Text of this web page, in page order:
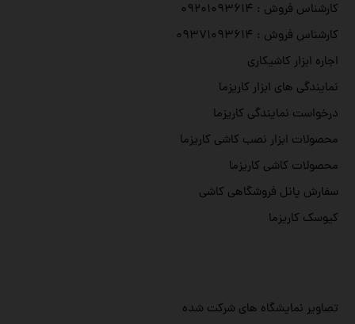
تصاویر نمایشگاه های شرکت شده
کارشناس فروش : ۰۹۲۰۱۰۹۳۶۱۴
کارشناس فروش : ۰۹۳۷۱۰۹۳۶۱۴
اجاره ابزار کاشیکاری
نمایندگی های ابزار کاریزما
درخواست نمایندگی کاریزما
محصولات ابزار نصب کاشی کاریزما
محصولات کاشی کاریزما
سفارش پانل فروشگاهی کاشی
کیوسک کاریزما